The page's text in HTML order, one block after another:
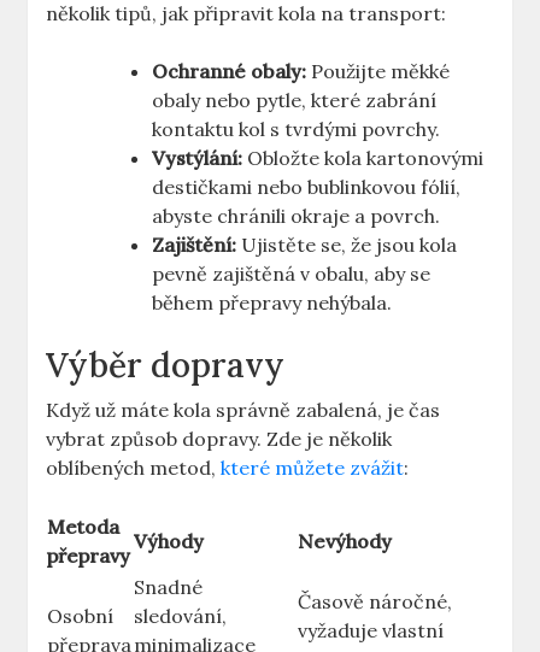
několik tipů, jak připravit kola na transport:
Ochranné obaly: Použijte měkké
obaly nebo pytle, které zabrání
kontaktu kol s tvrdými povrchy.
Vystýlání: Obložte kola kartonovými
destičkami nebo bublinkovou fólií,
abyste chránili okraje a povrch.
Zajištění: Ujistěte se, že jsou kola
pevně zajištěná v obalu, aby se
během přepravy nehýbala.
Výběr dopravy
Když už máte kola správně zabalená, je čas
vybrat způsob dopravy. Zde je několik
oblíbených metod,které můžete zvážit:
Metoda
přepravy
Výhody Nevýhody
Osobní
přeprava
Snadné
sledování,
minimalizace
Časově náročné,
vyžaduje vlastní